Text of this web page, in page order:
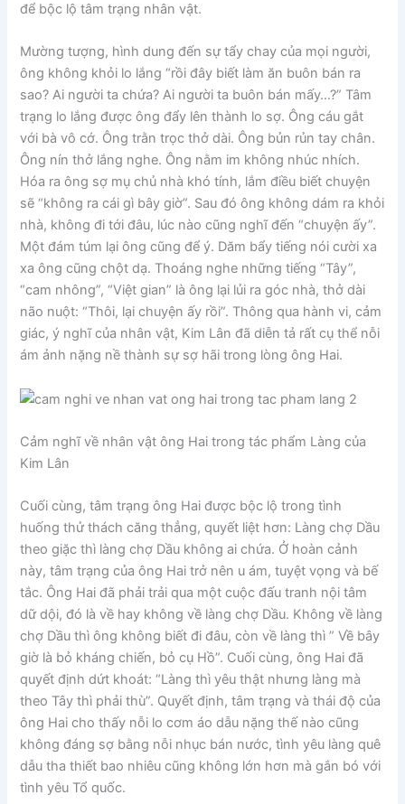
để bộc lộ tâm trạng nhân vật.
Mường tượng, hình dung đến sự tẩy chay của mọi người,
ông không khỏi lo lắng “rồi đây biết làm ăn buôn bán ra
sao? Ai người ta chứa? Ai người ta buôn bán mấy…?” Tâm
trạng lo lắng được ông đẩy lên thành lo sợ. Ông cáu gắt
với bà vô cớ. Ông trằn trọc thở dài. Ông bủn rủn tay chân.
Ông nín thở lắng nghe. Ông nằm im không nhúc nhích.
Hóa ra ông sợ mụ chủ nhà khó tính, lắm điều biết chuyện
sẽ “không ra cái gì bây giờ”. Sau đó ông không dám ra khỏi
nhà, không đi tới đâu, lúc nào cũng nghĩ đến “chuyện ấy”.
Một đám túm lại ông cũng để ý. Dăm bẩy tiếng nói cười xa
xa ông cũng chột dạ. Thoáng nghe những tiếng “Tây”,
“cam nhông”, “Việt gian” là ông lại lủi ra góc nhà, thở dài
não nuột: “Thôi, lại chuyện ấy rồi”. Thông qua hành vi, cảm
giác, ý nghĩ của nhân vật, Kim Lân đã diễn tả rất cụ thể nỗi
ám ảnh nặng nề thành sự sợ hãi trong lòng ông Hai.
Cảm nghĩ về nhân vật ông Hai trong tác phẩm Làng của
Kim Lân
Cuối cùng, tâm trạng ông Hai được bộc lộ trong tình
huống thử thách căng thẳng, quyết liệt hơn: Làng chợ Dầu
theo giặc thì làng chợ Dầu không ai chứa. Ở hoàn cảnh
này, tâm trạng của ông Hai trở nên u ám, tuyệt vọng và bế
tắc. Ông Hai đã phải trải qua một cuộc đấu tranh nội tâm
dữ dội, đó là về hay không về làng chợ Dầu. Không về làng
chợ Dầu thì ông không biết đi đâu, còn về làng thì ” Về bây
giờ là bỏ kháng chiến, bỏ cụ Hồ”. Cuối cùng, ông Hai đã
quyết định dứt khoát: “Làng thì yêu thật nhưng làng mà
theo Tây thì phải thù”. Quyết định, tâm trạng và thái độ của
ông Hai cho thấy nỗi lo cơm áo dẫu nặng thế nào cũng
không đáng sợ bằng nỗi nhục bán nước, tình yêu làng quê
dẫu tha thiết bao nhiêu cũng không lớn hơn mà gắn bó với
tình yêu Tổ quốc.